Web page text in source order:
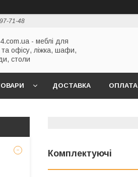
71-48
- меблі для
офісу, ліжка, шафи,
столи
ДОСТАВКА ОПЛАТА
Комплектуючі